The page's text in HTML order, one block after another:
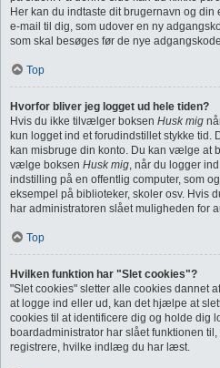
Her kan du indtaste dit brugernavn og
e-mail til dig, som udover en ny
som skal besøges før de nye
Top
Hvorfor bliver jeg logget ud hele tiden?
Hvis du ikke tilvælger boksen Husk mig
kun logget ind et forudindstillet stykke tid.
kan misbruge din konto. Du kan vælge at
vælge boksen Husk mig, når du logger
indstilling på en offentlig computer, som
eksempel på biblioteker, skoler osv. Hvis
har administratoren slået muligheden for
Top
Hvilken funktion har "Slet cookies"?
"Slet cookies" sletter alle cookies dannet
at logge ind eller ud, kan det hjælpe at
cookies til at identificere dig og holde dig
boardadministrator har slået funktionen
registrere, hvilke indlæg du har læst.